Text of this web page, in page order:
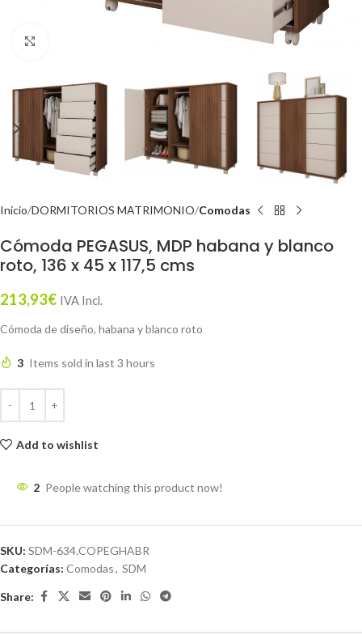
Inicio DORMITORIOS MATRIMONIO Comodas
Cómoda PEGASUS, MDP habana y blanco
roto, 136 x 45 x 117,5 cms
213,93€ IVA Incl.
Cómoda de diseño, habana y blanco roto
3 Items sold in last 3 hours
Add to wishlist
2 People watching this product now!
SKU: SDM-634.COPEGHABR
Categorías: Comodas, SDM
Share: